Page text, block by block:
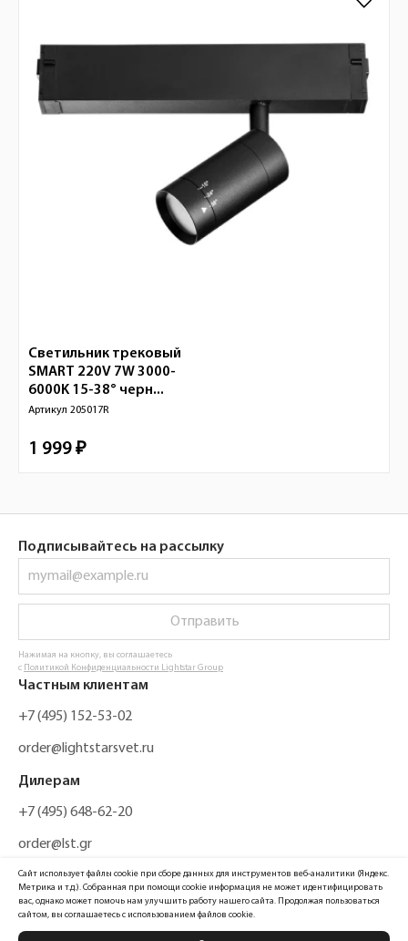
Светильник трековый
SMART 220V 7W 3000-
6000K 15-38° черн...
Артикул 205017R
1 999 ₽
Подписывайтесь на рассылку
Отправить
Нажимая на кнопку, вы соглашаетесь
с Политикой Конфиденциальности Lightstar Group
Частным клиентам
+7 (495) 152-53-02
order@lightstarsvet.ru
Дилерам
+7 (495) 648-62-20
order@lst.gr
Сайт использует файлы cookie при сборе данных для инструментов веб-аналитики (Яндекс.
Метрика и т.д.). Собранная при помощи cookie информация не может идентифицировать
вас, однако может помочь нам улучшить работу нашего сайта. Продолжая пользоваться
сайтом, вы соглашаетесь с использованием файлов cookie.